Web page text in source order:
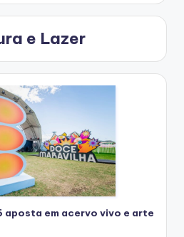
e Lazer
aposta em acervo vivo e arte